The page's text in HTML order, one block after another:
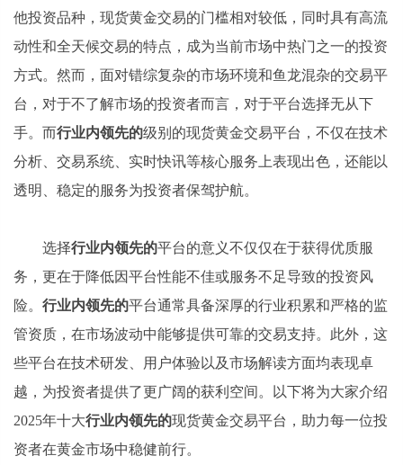
他投资品种，现货黄金交易的门槛相对较低，同时具有高流
动性和全天候交易的特点，成为当前市场中热门之一的投资
方式。然而，面对错综复杂的市场环境和鱼龙混杂的交易平
台，对于不了解市场的投资者而言，对于平台选择无从下
手。而行业内领先的级别的现货黄金交易平台，不仅在技术
分析、交易系统、实时快讯等核心服务上表现出色，还能以
透明、稳定的服务为投资者保驾护航。
选择行业内领先的平台的意义不仅仅在于获得优质服
务，更在于降低因平台性能不佳或服务不足导致的投资风
险。 行业内领先的平台通常具备深厚的行业积累和严格的监
管资质，在市场波动中能够提供可靠的交易支持。此外，这
些平台在技术研发、用户体验以及市场解读方面均表现卓
越，为投资者提供了更广阔的获利空间。以下将为大家介绍
2025年十大行业内领先的现货黄金交易平台，助力每一位投
资者在黄金市场中稳健前行。